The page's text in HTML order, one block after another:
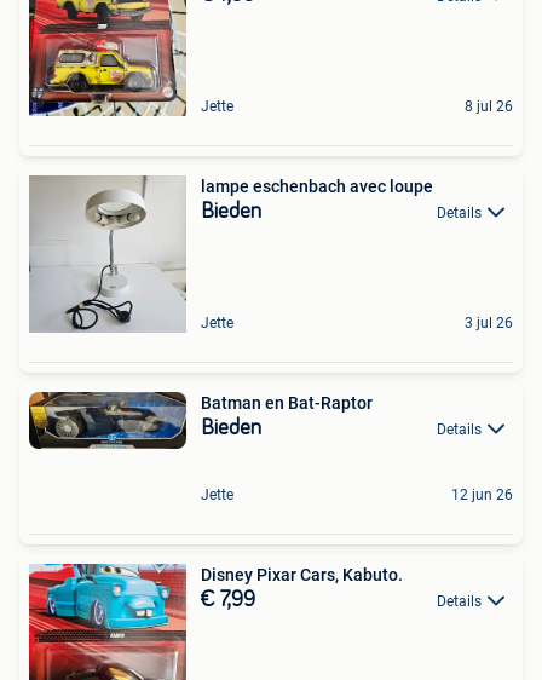
Jette 8 jul 26
lampe eschenbach avec loupe
Bieden Details
Jette 3 jul 26
Batman en Bat-Raptor
Bieden Details
Jette 12 jun 26
Disney Pixar Cars, Kabuto.
€ 7,99 Details